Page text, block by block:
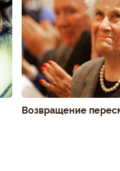
Возвращение